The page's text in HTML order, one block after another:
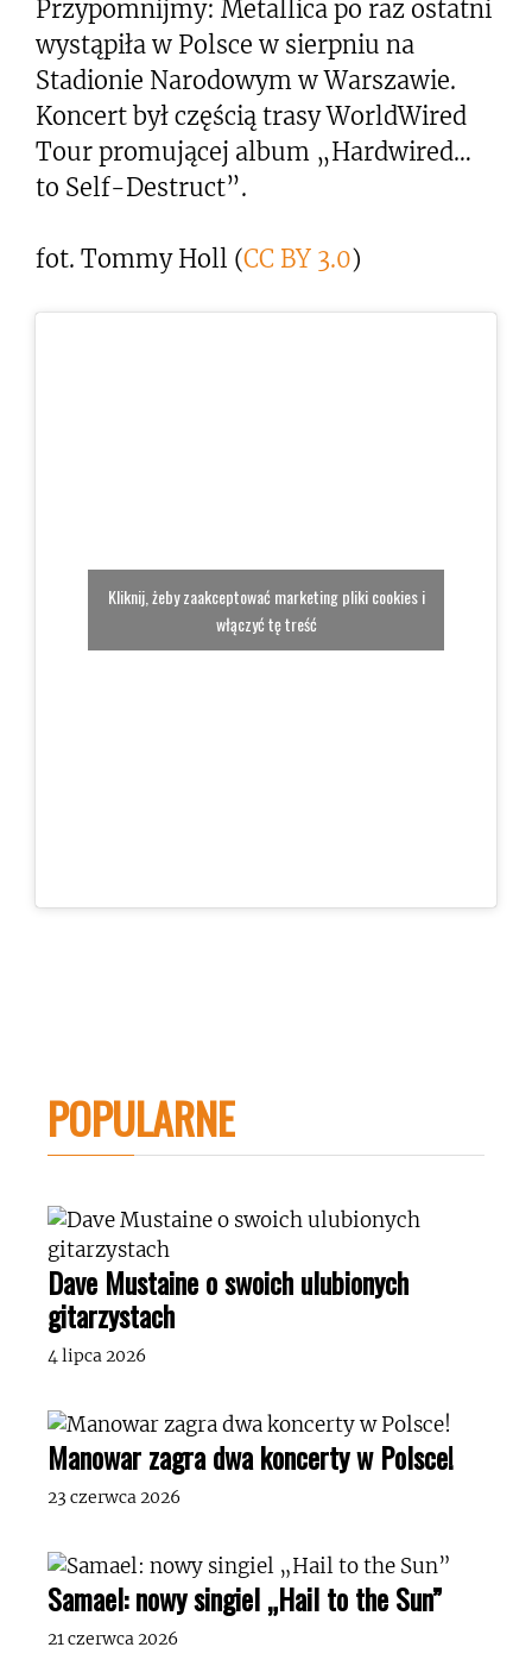
Przypomnijmy: Metallica po raz ostatni
wystąpiła w Polsce w sierpniu na
Stadionie Narodowym w Warszawie.
Koncert był częścią trasy WorldWired
Tour promującej album „Hardwired…
to Self-Destruct”.
fot. Tommy Holl (CC BY 3.0)
Kliknij, żeby zaakceptować marketing pliki cookies i
włączyć tę treść
POPULARNE
Dave Mustaine o swoich ulubionych
gitarzystach
4 lipca 2026
Manowar zagra dwa koncerty w Polsce!
23 czerwca 2026
Samael: nowy singiel „Hail to the Sun”
21 czerwca 2026